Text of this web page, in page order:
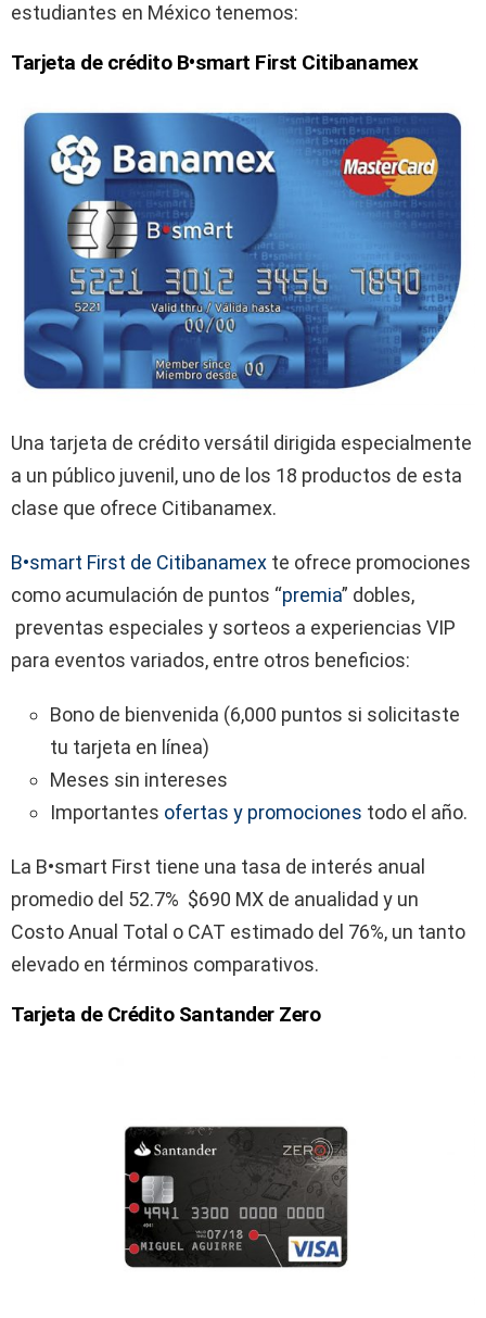
estudiantes en México tenemos:
Tarjeta de crédito B•smart First Citibanamex
Una tarjeta de crédito versátil dirigida especialmente
a un público juvenil, uno de los 18 productos de esta
clase que ofrece Citibanamex.
B•smart First de Citibanamex te ofrece promociones
como acumulación de puntos “premia” dobles,
preventas especiales y sorteos a experiencias VIP
para eventos variados, entre otros beneficios:
Bono de bienvenida (6,000 puntos si solicitaste
tu tarjeta en línea)
Meses sin intereses
Importantes ofertas y promociones todo el año.
La B•smart First tiene una tasa de interés anual
promedio del 52.7% $690 MX de anualidad y un
Costo Anual Total o CAT estimado del 76%, un tanto
elevado en términos comparativos.
Tarjeta de Crédito Santander Zero